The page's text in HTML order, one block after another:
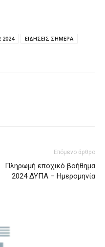
2024
ΕΙΔΗΣΕΙΣ ΣΗΜΕΡΑ
Επόμενο άρθρο
Πληρωμή εποχικό βοήθημα
2024 ΔΥΠΑ – Ημερομηνία